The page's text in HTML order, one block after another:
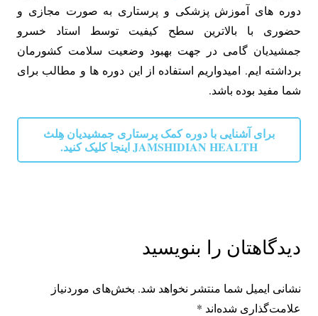
دوره های آموزش پزشکی و پرستاری به صورت مجازی و
حضوری با بالاترین سطح کیفیت توسط استاد خسرو
جمشیدیان گامی در جهت بهبود وضعیت سلامت کشورمان
برداشته ایم. امیدواریم استفاده از این دوره ها و مطالب برای
شما مفید بوده باشد.
برای آشنایی با دوره کمک پرستاری جمشیدیان هِلث
JAMSHIDIAN HEALTH اینجا کلیک کنید.
دیدگاهتان را بنویسید
نشانی ایمیل شما منتشر نخواهد شد. بخش‌های موردنیاز
علامت‌گذاری شده‌اند *